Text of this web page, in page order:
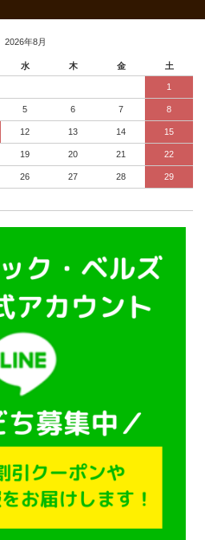
2026年8月
水 木 金 土
1
5 6 7 8
12 13 14 15
19 20 21 22
26 27 28 29